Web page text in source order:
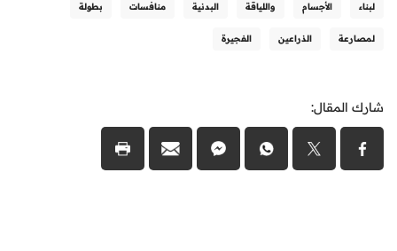
لبناء الأجسام واللياقة البدنية منافسات بطولة
لمصارعة الذراعين الفجيرة
شارك المقال: